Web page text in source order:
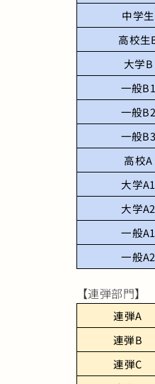
中学生
高校生
大学B
一般B1
一般B2
一般B3
高校A
大学A1
大学A2
一般A1
一般A2
【連弾部門】
連弾A
連弾B
連弾C